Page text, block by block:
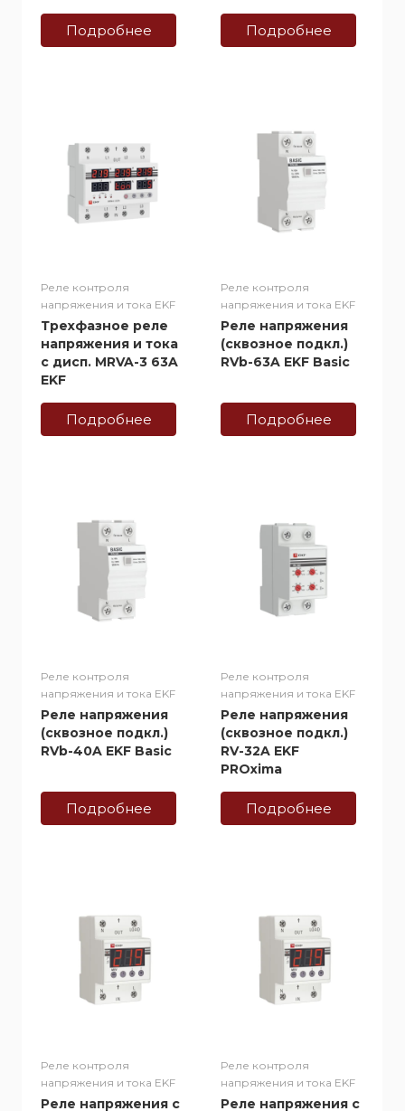
Подробнее Подробнее
Реле контроля
напряжения и тока EKF
Трехфазное реле
напряжения и тока
с дисп. MRVA-3 63A
EKF
Подробнее
Реле контроля
напряжения и тока EKF
Реле напряжения
(сквозное подкл.)
RVb-63A EKF Basic
Подробнее
Реле контроля
напряжения и тока EKF
Реле напряжения
(сквозное подкл.)
RVb-40A EKF Basic
Подробнее
Реле контроля
напряжения и тока EKF
Реле напряжения
(сквозное подкл.)
RV-32A EKF
PROxima
Подробнее
Реле контроля
напряжения и тока EKF
Реле напряжения с
Реле контроля
напряжения и тока EKF
Реле напряжения с